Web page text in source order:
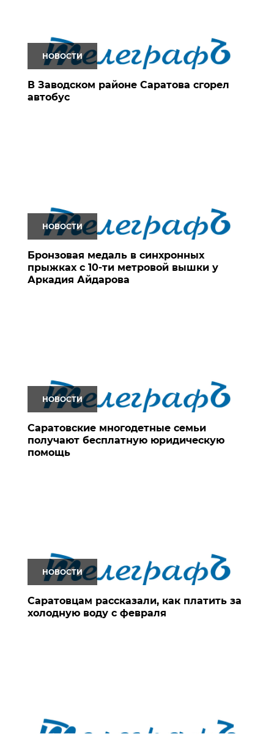
НОВОСТИ
В Заводском районе Саратова сгорел
автобус
НОВОСТИ
Бронзовая медаль в синхронных
прыжках с 10-ти метровой вышки у
Аркадия Айдарова
НОВОСТИ
Саратовские многодетные семьи
получают бесплатную юридическую
помощь
НОВОСТИ
Саратовцам рассказали, как платить за
холодную воду с февраля